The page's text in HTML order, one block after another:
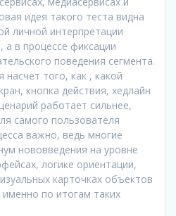
идея такого теста видна
личной интерпретации
а в процессе фиксации
поведения сегмента.
того, как , какой
кнопка действия, хедлайн
работает сильнее,
самого пользователя
важно, ведь многие
нововведения на уровне
логике ориентации,
карточках объектов
по итогам таких